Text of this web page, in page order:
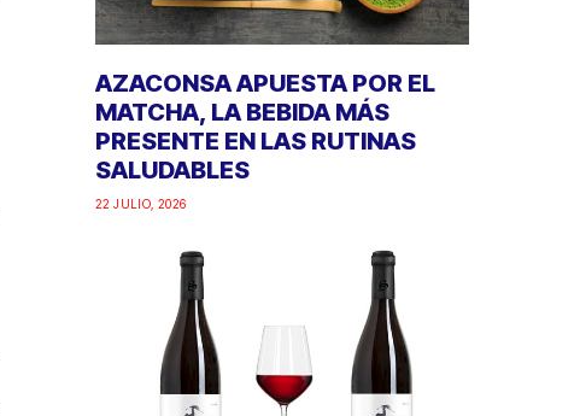
AZACONSA APUESTA POR EL
MATCHA, LA BEBIDA MÁS
PRESENTE EN LAS RUTINAS
SALUDABLES
22 JULIO, 2026